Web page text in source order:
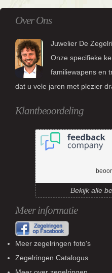
Over Ons
Juwelier De
Onze specifieke
familiewapens en
dat u vele jaren met plezier
Klantbeoordeling
Bekijk alle
Meer informatie
Meer zegelringen foto's
Zegelringen Catalogus